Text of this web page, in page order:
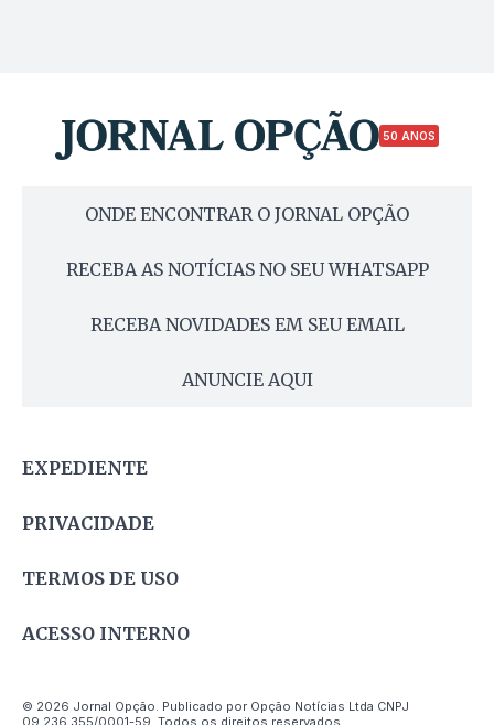
50 ANOS
ONDE ENCONTRAR O JORNAL OPÇÃO
RECEBA AS NOTÍCIAS NO SEU WHATSAPP
RECEBA NOVIDADES EM SEU EMAIL
ANUNCIE AQUI
EXPEDIENTE
PRIVACIDADE
TERMOS DE USO
ACESSO INTERNO
© 2026 Jornal Opção. Publicado por Opção Notícias Ltda CNPJ
09.236.355/0001-59. Todos os direitos reservados.